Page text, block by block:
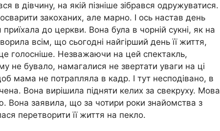
в дівчину, на якій пізніше зібрався одружуватися.
закоханих, але марно. І ось настав день
до церкви. Вона була в чорній сукні, як на
всім, що сьогодні найгірший день її життя,
голосніше. Незважаючи на цей спектакль,
не бувало, намагалися не звертати уваги на ці
мама не потрапляла в кадр. І тут несподівано, в
Вона вирішила підняти келих за свекруху. Мова
Вона заявила, що за чотири роки знайомства з
перетворити її життя на пекло.